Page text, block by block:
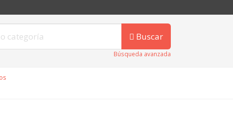
Buscar
Búsqueda avanzada